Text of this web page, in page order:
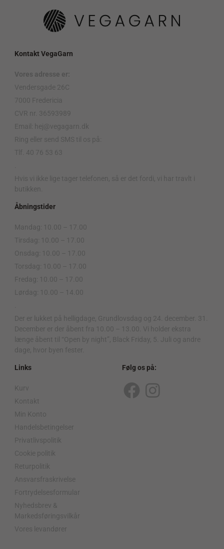
Kontakt VegaGarn
Vores adresse er:
Vendersgade 26C
7000 Fredericia
CVR nr. 36593989
Email: hej@vegagarn.dk
Ring eller send SMS til os på:
Tlf. 40 76 53 63
Hvis vi ikke lige tager telefonen, så er det fordi, vi har travlt i
butikken.
Åbningstider
Mandag: 10.00 – 17.00
Tirsdag: 10.00 – 17.00
Onsdag: 10.00 – 17.00
Torsdag: 10.00 – 17.00
Fredag: 10.00 – 17.00
Lørdag: 10.00 – 14.00
Der er lukket på helligdage, Grundlovsdag og 24. december. 31.
December er der åbent fra 10.00 – 13.00. Vi holder ekstra
længe åbent til “Open by night”, Black Friday, 5. Juli og andre
dage, hvor byen fester.
Links
Kurv
Kontakt
Min Konto
Handelsbetingelser
Privatlivspolitik
Cookie politik
Returpolitik
Ansvarsfraskrivelse
Fortrydelsesformular
Nyhedsbrev &
Markedsføringsvilkår
Vores levandører
Følg os på:
F
I